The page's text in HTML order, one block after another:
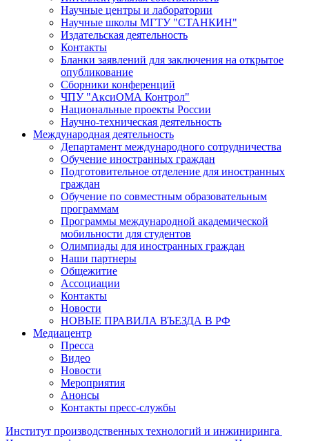
Научные центры и лаборатории
Научные школы МГТУ "СТАНКИН"
Издательская деятельность
Контакты
Бланки заявлений для заключения на открытое
опубликование
Сборники конференций
ЧПУ "АксиОМА Контрол"
Национальные проекты России
Научно-техническая деятельность
Международная деятельность
Департамент международного сотрудничества
Обучение иностранных граждан
Подготовительное отделение для иностранных
граждан
Обучение по совместным образовательным
программам
Программы международной академической
мобильности для студентов
Олимпиады для иностранных граждан
Наши партнеры
Общежитие
Ассоциации
Контакты
Новости
НОВЫЕ ПРАВИЛА ВЪЕЗДА В РФ
Медиацентр
Пресса
Видео
Новости
Мероприятия
Анонсы
Контакты пресс-службы
Институт производственных технологий и инжиниринга